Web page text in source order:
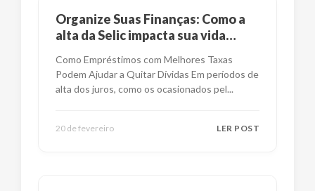
Organize Suas Finanças: Como a
alta da Selic impacta sua vida
Como Empréstimos com Melhores Taxas
Podem Ajudar a Quitar Dívidas Em períodos de
alta dos juros, como os ocasionados pel...
20 de fevereiro LER POST